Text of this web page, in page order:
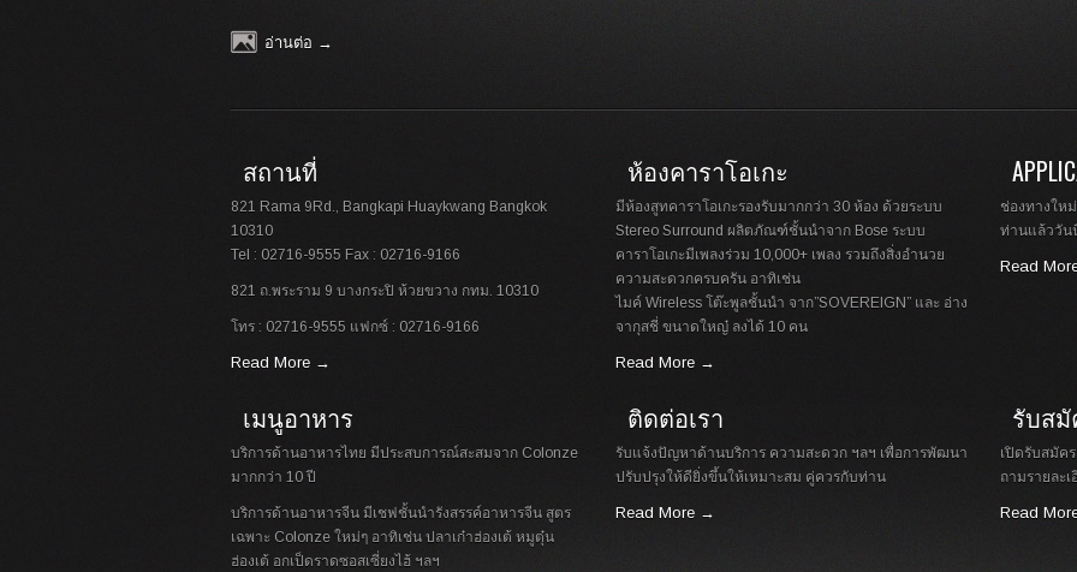
อ่านต่อ →
สถานที่
821 Rama 9Rd., Bangkapi Huaykwang Bangkok
10310
Tel : 02716-9555 Fax : 02716-9166
821 ถ.พระราม 9 บางกระปิ ห้วยขวาง กทม. 10310
โทร : 02716-9555 แฟกซ์ : 02716-9166
Read More →
ห้องคาราโอเกะ
มีห้องสูทคาราโอเกะรองรับมากกว่า 30 ห้อง ด้วยระบบ
Stereo Surround ผลิตภัณฑ์ชั้นนำจาก Bose ระบบ
คาราโอเกะมีเพลงร่วม 10,000+ เพลง รวมถึงสิ่งอำนวย
ความสะดวกครบครัน อาทิเช่น
ไมค์ Wireless โต๊ะพูลชั้นนำ จาก”SOVEREIGN” และ อ่าง
จากุสชี่ ขนาดใหญ๋ ลงได้ 10 คน
Read More →
ช่องทางให
ท่านแล้ววัน
Read
เมนูอาหาร
บริการด้านอาหารไทย มีประสบการณ์สะสมจาก Colonze
มากกว่า 10 ปี
บริการด้านอาหารจีน มีเชฟชั้นนำรังสรรค์อาหารจีน สูตร
เฉพาะ Colonze ใหม่ๆ อาทิเช่น ปลาเก๋าฮ่องเต้ หมูตุ๋น
ฮ่องเต้ อกเป็ดราดซอสเซี่ยงไฮ้ ฯลฯ
ติดต่อเรา
รับแจ้งปัญหาด้านบริการ ความสะดวก ฯลฯ เพื่อการพัฒนา
ปรับปรุงให้ดียิ่งขึ้นให้เหมาะสม คู่ควรกับท่าน
Read More →
รับส
เปิดรับสมัค
ถามรายละ
Read